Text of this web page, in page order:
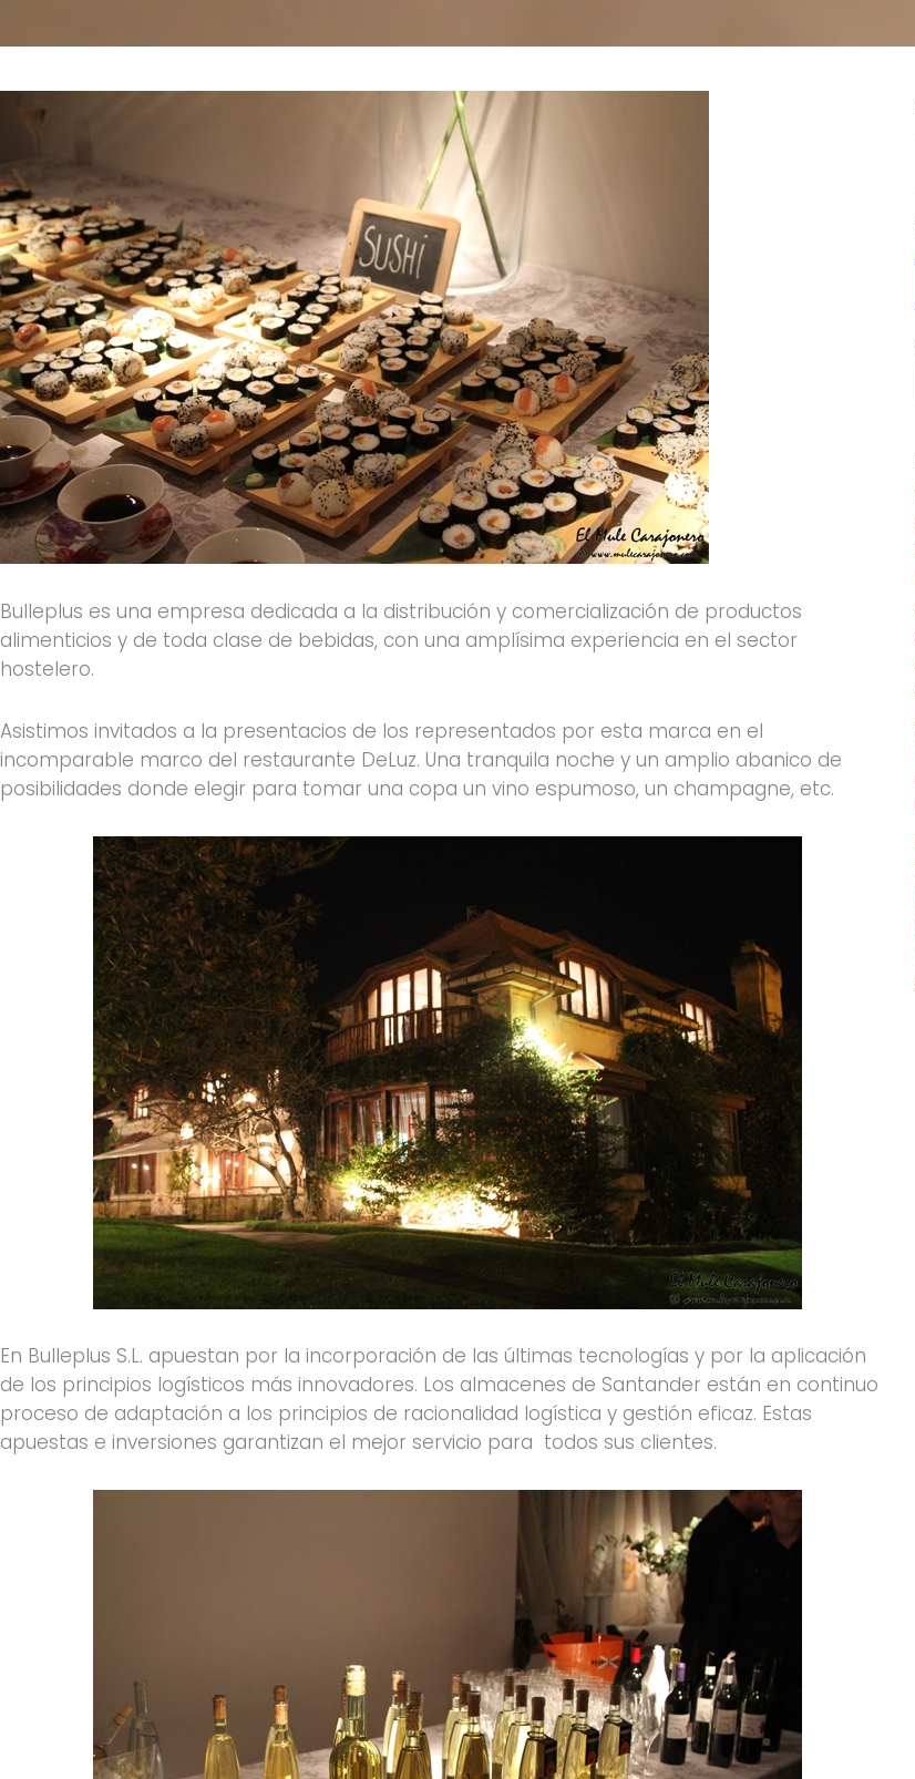
Bulleplus es una empresa dedicada a la distribución y comercialización de productos
alimenticios y de toda clase de bebidas, con una amplísima experiencia en el sector
hostelero.
Asistimos invitados a la presentacios de los representados por esta marca en el
incomparable marco del restaurante DeLuz. Una tranquila noche y un amplio abanico de
posibilidades donde elegir para tomar una copa un vino espumoso, un champagne, etc.
En Bulleplus S.L. apuestan por la incorporación de las últimas tecnologías y por la aplicación
de los principios logísticos más innovadores. Los almacenes de Santander están en continuo
proceso de adaptación a los principios de racionalidad logística y gestión eficaz. Estas
apuestas e inversiones garantizan el mejor servicio para todos sus clientes.